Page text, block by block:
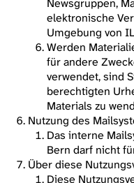
Newsgruppen,
elektronische
Umgebung von
Werden
für andere
verwendet, sind
berechtigten
Materials zu
Nutzung des
Das interne
Bern darf nicht
Über diese
Diese